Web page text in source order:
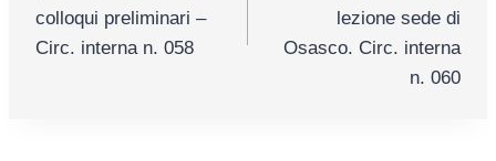
colloqui preliminari –
Circ. interna n. 058
lezione sede di
Osasco. Circ. interna
n. 060